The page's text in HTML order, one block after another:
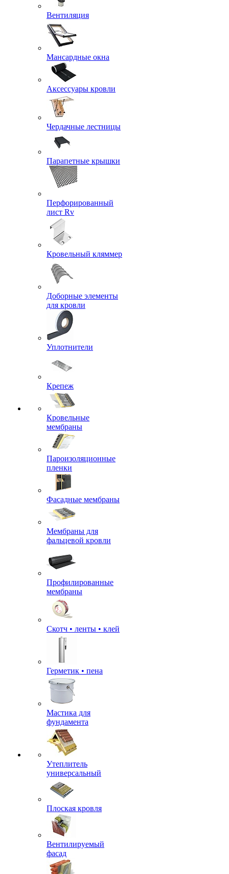
Вентиляция
Мансардные окна
Аксессуары кровли
Чердачные лестницы
Парапетные крышки
Перфорированный
лист Rv
Кровельный кляммер
Доборные элементы
для кровли
Уплотнители
Крепеж
Кровельные
мембраны
Пароизоляционные
пленки
Фасадные мембраны
Мембраны для
фальцевой кровли
Профилированные
мембраны
Скотч • ленты • клей
Герметик • пена
Мастика для
фундамента
Утеплитель
универсальный
Плоская кровля
Вентилируемый
фасад